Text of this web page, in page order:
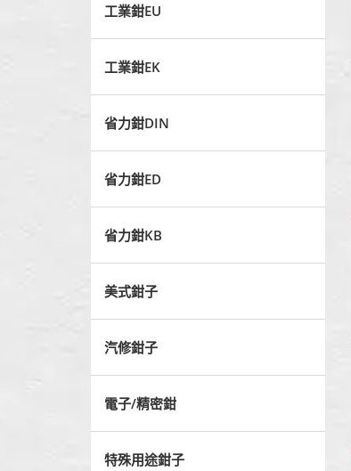
工業鉗EU
工業鉗EK
省力鉗DIN
省力鉗ED
省力鉗KB
美式鉗子
汽修鉗子
電子/精密鉗
特殊用途鉗子